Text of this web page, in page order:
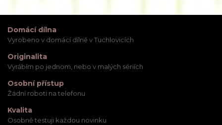
Domácí dílna
Vyrobeno v domácí dílně v Tuchlovicích
Originalita
Vyrábím po jednom, nebo v malých sériích
Osobní přístup
Žádní roboti na telefonu
Kvalita
Osobně testuji každou novinku